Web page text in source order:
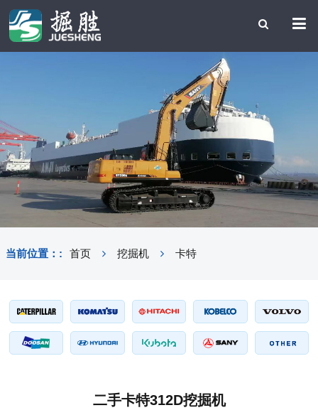
当前位置：: 首页 挖掘机 卡特
二手卡特312D挖掘机